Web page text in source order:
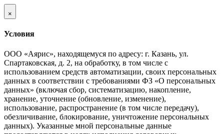
×
Условия
ООО «Аярис», находящемуся по адресу: г. Казань, ул.
Спартаковская, д. 2, на обработку, в том числе с
использованием средств автоматизации, своих персональных
данных в соответствии с требованиями ФЗ «О персональных
данных» (включая сбор, систематизацию, накопление,
хранение, уточнение (обновление, изменение),
использование, распространение (в том числе передачу),
обезличивание, блокирование, уничтожение персональных
данных). Указанные мной персональные данные